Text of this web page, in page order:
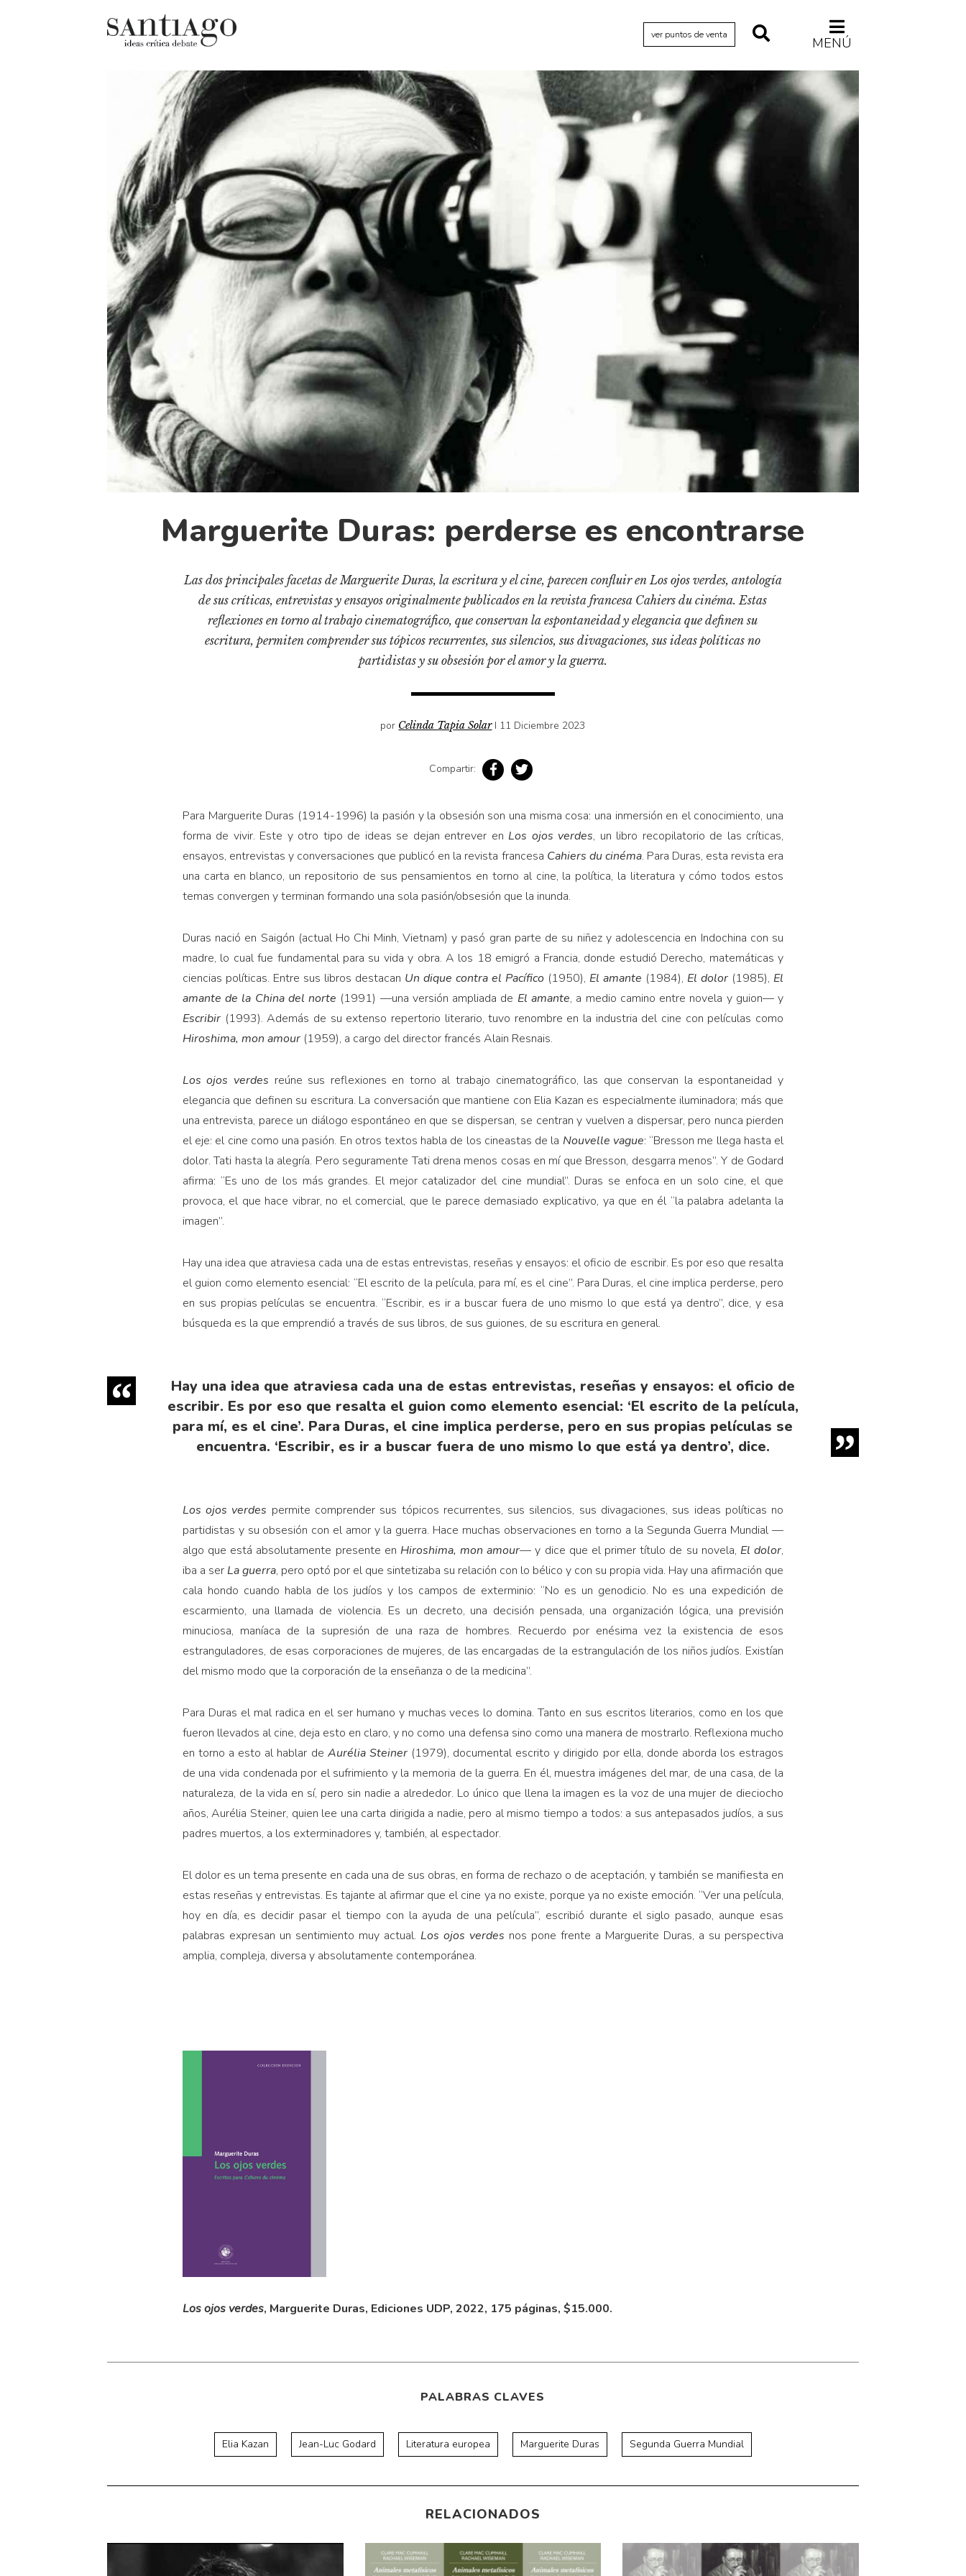
ver puntos de venta MENÚ
Actualidad
Archivo Cenfoto-UDP
Arquetipos de situación
Artes visuales
Ciencia
Cine y televisión
Ciudad
Cómics
Críticas
Diccionario portátil de la literatura
chilena
Documentos
Fragmentos
Gran reserva
Historia
Historia material de los libros
Lagunas mentales
Libros
Libros usados
Literatura
Medioambiente
Pensamiento
Pensamiento ilustrado
Personaje
Personajes secundarios
Política
Relecturas
Sociedad
Turismo accidental
Vidas paralelas
Voces y lecturas
Marguerite Duras: perderse es encontrarse
Las dos principales facetas de Marguerite Duras, la escritura y el cine, parecen confluir en Los ojos verdes, antología
de sus críticas, entrevistas y ensayos originalmente publicados en la revista francesa Cahiers du cinéma. Estas
reflexiones en torno al trabajo cinematográfico, que conservan la espontaneidad y elegancia que definen su
escritura, permiten comprender sus tópicos recurrentes, sus silencios, sus divagaciones, sus ideas políticas no
partidistas y su obsesión por el amor y la guerra.
por Celinda Tapia Solar I 11 Diciembre 2023
Compartir:
Para Marguerite Duras (1914-1996) la pasión y la obsesión son una misma cosa: una inmersión en el conocimiento, una
forma de vivir. Este y otro tipo de ideas se dejan entrever en Los ojos verdes, un libro recopilatorio de las críticas,
ensayos, entrevistas y conversaciones que publicó en la revista francesa Cahiers du cinéma. Para Duras, esta revista era
una carta en blanco, un repositorio de sus pensamientos en torno al cine, la política, la literatura y cómo todos estos
temas convergen y terminan formando una sola pasión/obsesión que la inunda.
Duras nació en Saigón (actual Ho Chi Minh, Vietnam) y pasó gran parte de su niñez y adolescencia en Indochina con su
madre, lo cual fue fundamental para su vida y obra. A los 18 emigró a Francia, donde estudió Derecho, matemáticas y
ciencias políticas. Entre sus libros destacan Un dique contra el Pacífico (1950), El amante (1984), El dolor (1985), El
amante de la China del norte (1991) —una versión ampliada de El amante, a medio camino entre novela y guion— y
Escribir (1993). Además de su extenso repertorio literario, tuvo renombre en la industria del cine con películas como
Hiroshima, mon amour (1959), a cargo del director francés Alain Resnais.
Los ojos verdes reúne sus reflexiones en torno al trabajo cinematográfico, las que conservan la espontaneidad y
elegancia que definen su escritura. La conversación que mantiene con Elia Kazan es especialmente iluminadora; más que
una entrevista, parece un diálogo espontáneo en que se dispersan, se centran y vuelven a dispersar, pero nunca pierden
el eje: el cine como una pasión. En otros textos habla de los cineastas de la Nouvelle vague: “Bresson me llega hasta el
dolor. Tati hasta la alegría. Pero seguramente Tati drena menos cosas en mí que Bresson, desgarra menos”. Y de Godard
afirma: “Es uno de los más grandes. El mejor catalizador del cine mundial”. Duras se enfoca en un solo cine, el que
provoca, el que hace vibrar, no el comercial, que le parece demasiado explicativo, ya que en él “la palabra adelanta la
imagen”.
Hay una idea que atraviesa cada una de estas entrevistas, reseñas y ensayos: el oficio de escribir. Es por eso que resalta
el guion como elemento esencial: “El escrito de la película, para mí, es el cine”. Para Duras, el cine implica perderse, pero
en sus propias películas se encuentra. “Escribir, es ir a buscar fuera de uno mismo lo que está ya dentro”, dice, y esa
búsqueda es la que emprendió a través de sus libros, de sus guiones, de su escritura en general.
Hay una idea que atraviesa cada una de estas entrevistas, reseñas y ensayos: el oficio de
escribir. Es por eso que resalta el guion como elemento esencial: ‘El escrito de la película,
para mí, es el cine’. Para Duras, el cine implica perderse, pero en sus propias películas se
encuentra. ‘Escribir, es ir a buscar fuera de uno mismo lo que está ya dentro’, dice.
Los ojos verdes permite comprender sus tópicos recurrentes, sus silencios, sus divagaciones, sus ideas políticas no
partidistas y su obsesión con el amor y la guerra. Hace muchas observaciones en torno a la Segunda Guerra Mundial —
algo que está absolutamente presente en Hiroshima, mon amour— y dice que el primer título de su novela, El dolor,
iba a ser La guerra, pero optó por el que sintetizaba su relación con lo bélico y con su propia vida. Hay una afirmación que
cala hondo cuando habla de los judíos y los campos de exterminio: “No es un genodicio. No es una expedición de
escarmiento, una llamada de violencia. Es un decreto, una decisión pensada, una organización lógica, una previsión
minuciosa, maníaca de la supresión de una raza de hombres. Recuerdo por enésima vez la existencia de esos
estranguladores, de esas corporaciones de mujeres, de las encargadas de la estrangulación de los niños judíos. Existían
del mismo modo que la corporación de la enseñanza o de la medicina”.
Para Duras el mal radica en el ser humano y muchas veces lo domina. Tanto en sus escritos literarios, como en los que
fueron llevados al cine, deja esto en claro, y no como una defensa sino como una manera de mostrarlo. Reflexiona mucho
en torno a esto al hablar de Aurélia Steiner (1979), documental escrito y dirigido por ella, donde aborda los estragos
de una vida condenada por el sufrimiento y la memoria de la guerra. En él, muestra imágenes del mar, de una casa, de la
naturaleza, de la vida en sí, pero sin nadie a alrededor. Lo único que llena la imagen es la voz de una mujer de dieciocho
años, Aurélia Steiner, quien lee una carta dirigida a nadie, pero al mismo tiempo a todos: a sus antepasados judíos, a sus
padres muertos, a los exterminadores y, también, al espectador.
El dolor es un tema presente en cada una de sus obras, en forma de rechazo o de aceptación, y también se manifiesta en
estas reseñas y entrevistas. Es tajante al afirmar que el cine ya no existe, porque ya no existe emoción. “Ver una película,
hoy en día, es decidir pasar el tiempo con la ayuda de una película”, escribió durante el siglo pasado, aunque esas
palabras expresan un sentimiento muy actual. Los ojos verdes nos pone frente a Marguerite Duras, a su perspectiva
amplia, compleja, diversa y absolutamente contemporánea.
Los ojos verdes, Marguerite Duras, Ediciones UDP, 2022, 175 páginas, $15.000.
PALABRAS CLAVES
Elia Kazan Jean-Luc Godard Literatura europea Marguerite Duras Segunda Guerra Mundial
RELACIONADOS